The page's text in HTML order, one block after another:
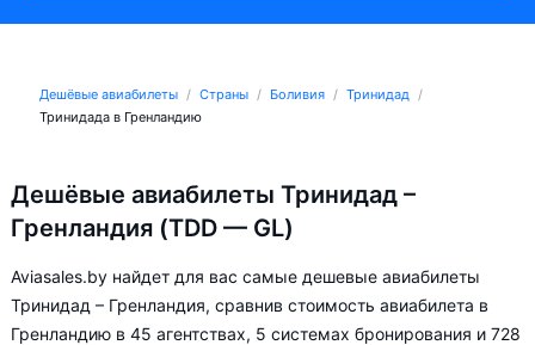
Дешёвые авиабилеты Страны Боливия
Тринидад
Тринидада в Гренландию
Дешёвые авиабилеты Тринидад –
Гренландия (TDD — GL)
Aviasales.by найдет для вас самые дешевые авиабилеты
Тринидад – Гренландия, сравнив стоимость авиабилета в
Гренландию в 45 агентствах, 5 системах бронирования и 728